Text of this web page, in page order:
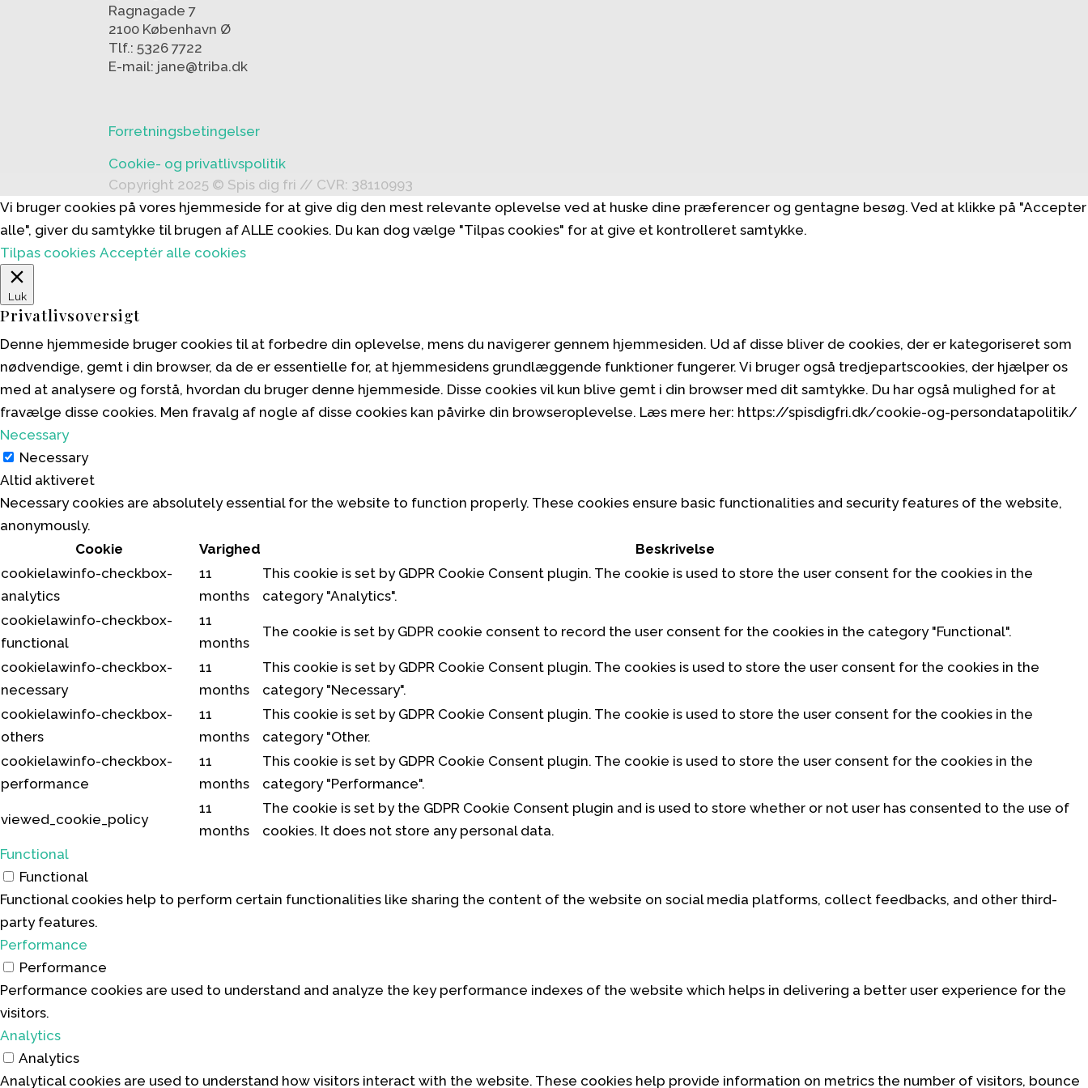
Ragnagade 7
2100 København Ø
Tlf.: 5326 7722
E-mail: jane@triba.dk
Forretningsbetingelser
Cookie- og privatlivspolitik
Copyright 2025 © Spis dig fri // CVR: 38110993
Vi bruger cookies på vores hjemmeside for at give dig den mest relevante oplevelse ved at huske dine præferencer og gentagne besøg. Ved at klikke på "Accepter
alle", giver du samtykke til brugen af ALLE cookies. Du kan dog vælge "Tilpas cookies" for at give et kontrolleret samtykke.
Tilpas cookies Acceptér alle cookies
Luk
Privatlivsoversigt
Denne hjemmeside bruger cookies til at forbedre din oplevelse, mens du navigerer gennem hjemmesiden. Ud af disse bliver de cookies, der er kategoriseret som
nødvendige, gemt i din browser, da de er essentielle for, at hjemmesidens grundlæggende funktioner fungerer. Vi bruger også tredjepartscookies, der hjælper os
med at analysere og forstå, hvordan du bruger denne hjemmeside. Disse cookies vil kun blive gemt i din browser med dit samtykke. Du har også mulighed for at
fravælge disse cookies. Men fravalg af nogle af disse cookies kan påvirke din browseroplevelse. Læs mere her: https://spisdigfri.dk/cookie-og-persondatapolitik/
Necessary
Necessary
Altid aktiveret
Necessary cookies are absolutely essential for the website to function properly. These cookies ensure basic functionalities and security features of the website,
anonymously.
Cookie
Varighed
Beskrivelse
cookielawinfo-checkbox-
analytics
11
months
This cookie is set by GDPR Cookie Consent plugin. The cookie is used to store the user consent for the cookies in the
category "Analytics".
cookielawinfo-checkbox-
functional
11
months
The cookie is set by GDPR cookie consent to record the user consent for the cookies in the category "Functional".
cookielawinfo-checkbox-
necessary
11
months
This cookie is set by GDPR Cookie Consent plugin. The cookies is used to store the user consent for the cookies in the
category "Necessary".
cookielawinfo-checkbox-
others
11
months
This cookie is set by GDPR Cookie Consent plugin. The cookie is used to store the user consent for the cookies in the
category "Other.
cookielawinfo-checkbox-
performance
11
months
This cookie is set by GDPR Cookie Consent plugin. The cookie is used to store the user consent for the cookies in the
category "Performance".
viewed_cookie_policy
11
months
The cookie is set by the GDPR Cookie Consent plugin and is used to store whether or not user has consented to the use of
cookies. It does not store any personal data.
Functional
Functional
Functional cookies help to perform certain functionalities like sharing the content of the website on social media platforms, collect feedbacks, and other third-
party features.
Performance
Performance
Performance cookies are used to understand and analyze the key performance indexes of the website which helps in delivering a better user experience for the
visitors.
Analytics
Analytics
Analytical cookies are used to understand how visitors interact with the website. These cookies help provide information on metrics the number of visitors, bounce